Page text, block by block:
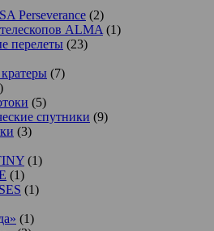
Perseverance (2)
ALMA (1)
перелеты (23)
(7)
(5)
спутники (9)
(3)
(1)
(1)
(1)
(1)